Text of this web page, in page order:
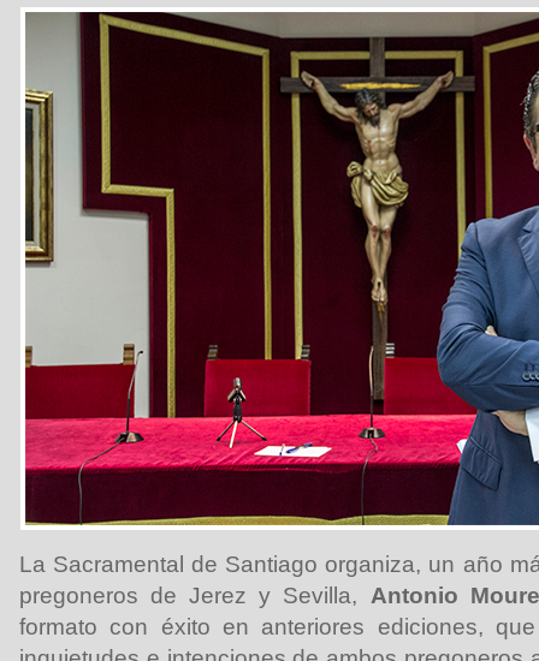
La Sacramental de Santiago organiza, un año
pregoneros de Jerez y Sevilla, Antonio
formato con éxito en anteriores ediciones,